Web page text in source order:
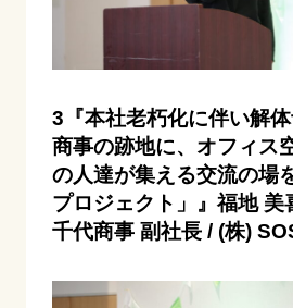
3『本社老朽化に伴い解
商事の跡地に、オフィス
の人達が集える交流の場
プロジェクト」』福地 美
千代商事 副社長 / (株)